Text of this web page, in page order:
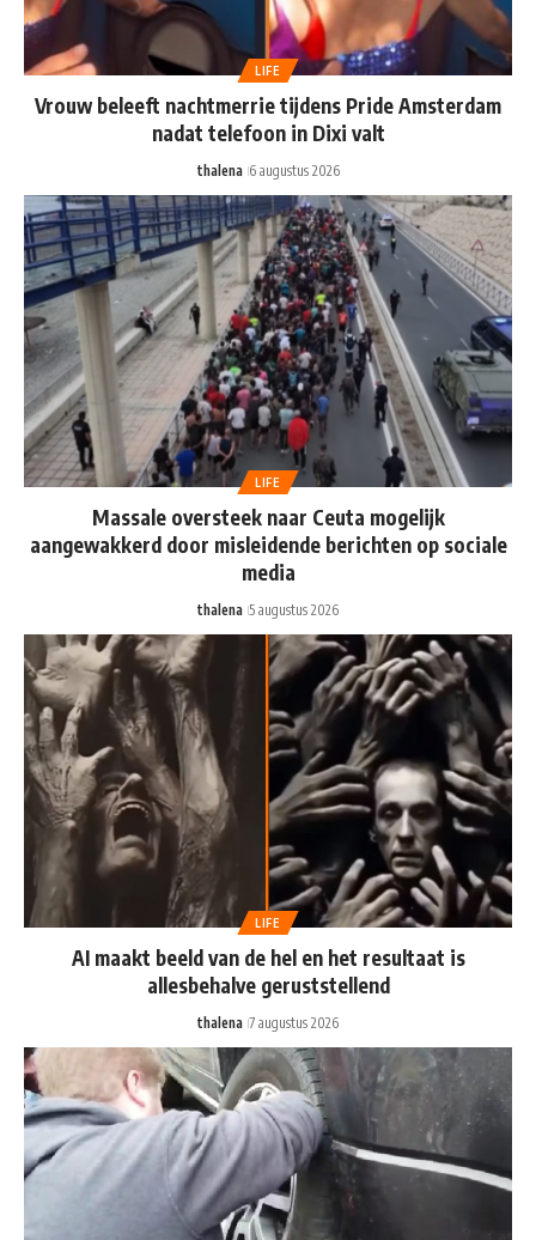
LIFE
Vrouw beleeft nachtmerrie tijdens Pride Amsterdam
nadat telefoon in Dixi valt
thalena 6 augustus 2026
LIFE
Massale oversteek naar Ceuta mogelijk
aangewakkerd door misleidende berichten op sociale
media
thalena 5 augustus 2026
LIFE
AI maakt beeld van de hel en het resultaat is
allesbehalve geruststellend
thalena 7 augustus 2026